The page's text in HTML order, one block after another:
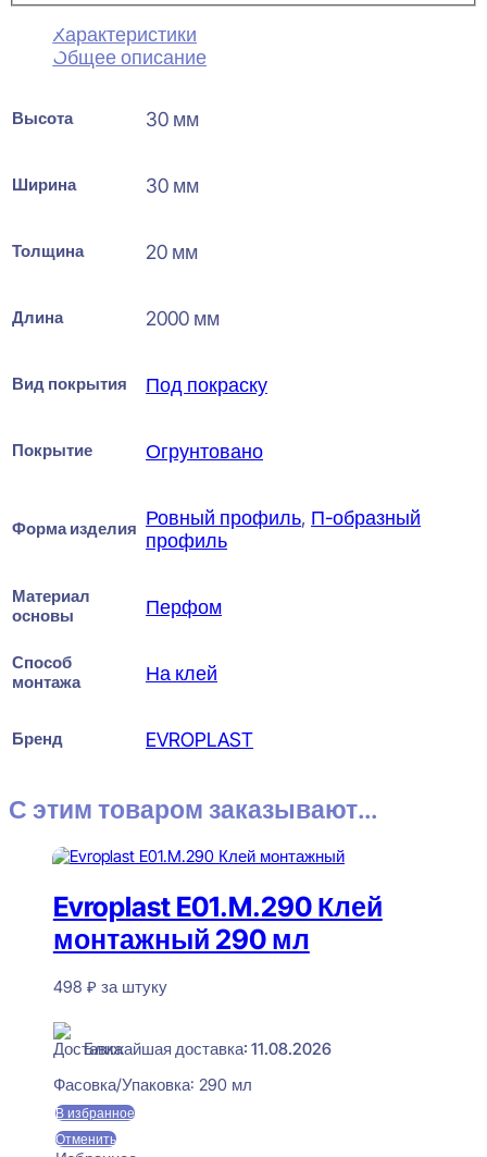
Характеристики
Общее описание
Высота 30 мм
Ширина 30 мм
Толщина 20 мм
Длина 2000 мм
Вид покрытия Под покраску
Покрытие Огрунтовано
Форма изделия Ровный профиль, П-образный
профиль
Материал
основы
Перфом
Способ
монтажа
На клей
Бренд EVROPLAST
С этим товаром заказывают...
Evroplast E01.M.290 Клей
монтажный 290 мл
498 ₽ за штуку
Ближайшая доставка: 11.08.2026
Фасовка/Упаковка: 290 мл
В избранное
Отменить